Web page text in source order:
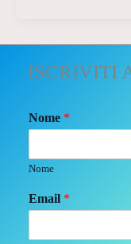
ISCRIVITI
Nome *
Nome
Email *